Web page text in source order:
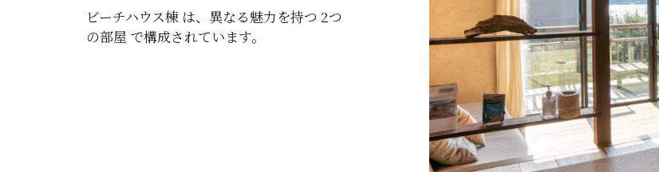
ビーチハウス棟 は、異なる魅力を持つ 2つ
の部屋 で構成されています。